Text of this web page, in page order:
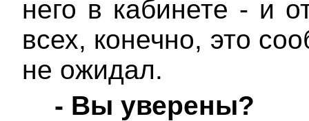
него в кабинете - и
всех, конечно, это
не ожидал.
- Вы уверены?